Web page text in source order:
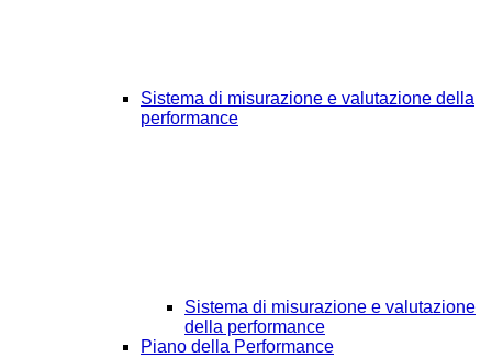
Sistema di misurazione e valutazione della
performance
Sistema di misurazione e valutazione
della performance
Piano della Performance